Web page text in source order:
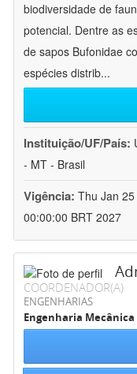
biodiversidade de
potencial. Dentre as
de sapos Bufonidae
espécies distrib...
Instituição/UF/País:
- MT - Brasil
Vigência: Thu Jan
00:00:00 BRT 2027
COORDENADOR(A)
ENGENHARIAS
Engenharia Mecânica